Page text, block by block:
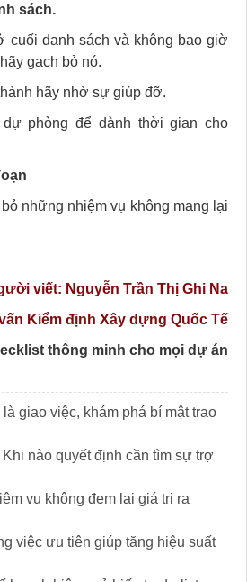
sách.
cuối danh sách và không bao giờ
gạch bỏ nó.
hãy nhờ sự giúp đỡ.
phòng để dành thời gian cho
những nhiệm vụ không mang lại
viết: Nguyễn Trần Thị Ghi Na
Kiểm định Xây dựng Quốc Tế
thông minh cho mọi dự án
giao việc, khám phá bí mật trao
nào quyết định cần tìm sự trợ
vụ không đem lại giá trị ra
việc ưu tiên giúp tăng hiệu suất